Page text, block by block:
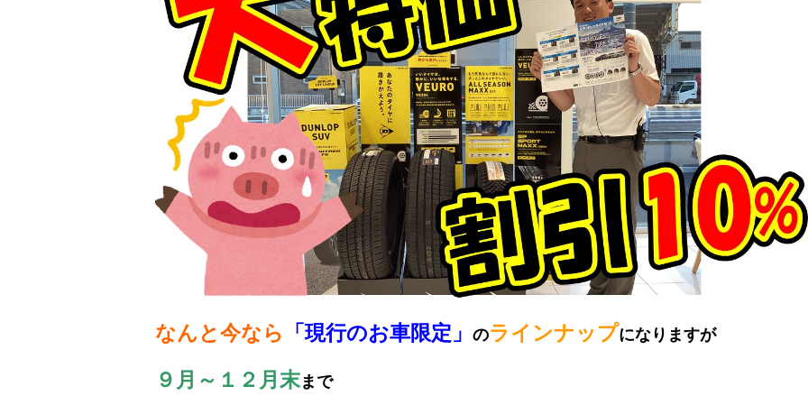
なんと今なら 「現行のお車限定」 のラインナップになりますが
９月～１２月末まで